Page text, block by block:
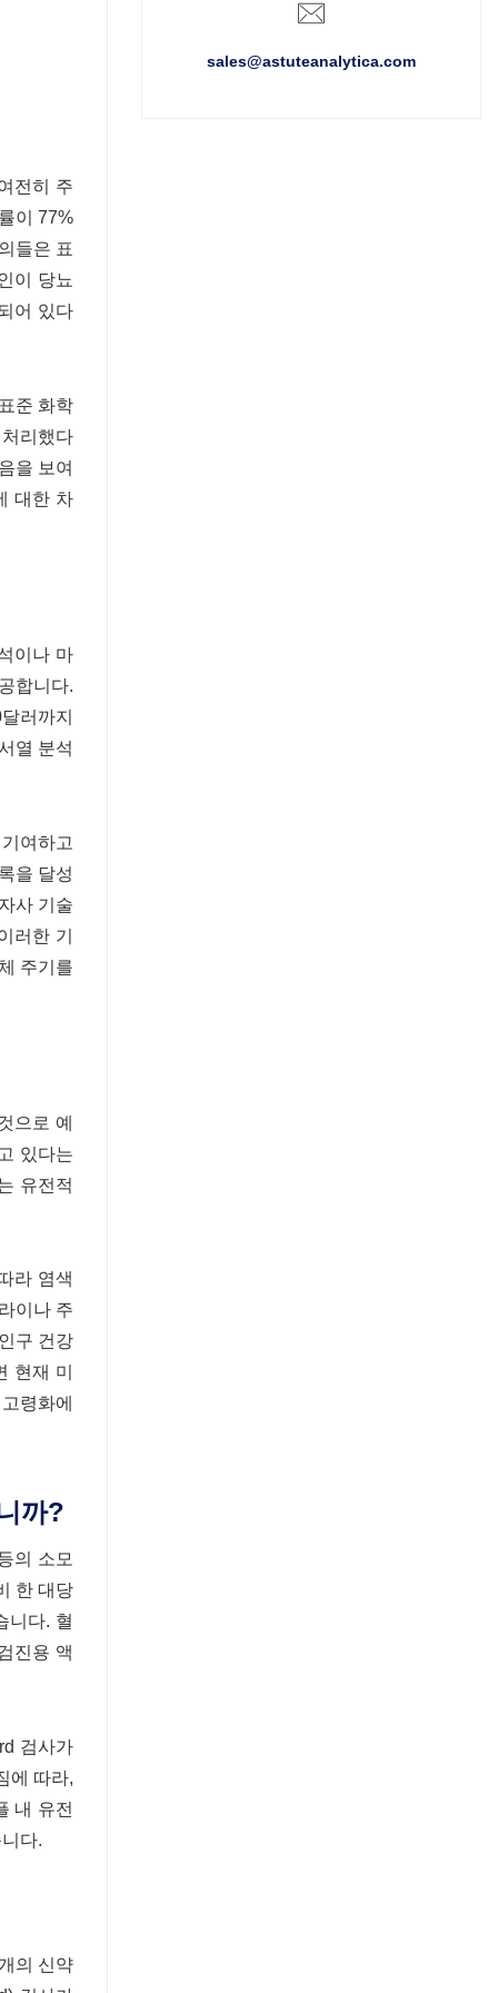
전히 ​​주
이 77%
들은 표
이 당뇨
어 있다
준 화학
리했다
을 보여
대한 차
이나 마
합니다.
러까지
열 분석
여하고
을 달성
사 기술
러한 기
주기를
으로 예
있다는
유전적
라 염색
이나 주
구 건강
현재 미
령화에
까?
의 소모
한 대당
니다. 혈
진용 액
검사가
에 따라,
내 유전
다.
의 신약
sales@astuteanalytica.com